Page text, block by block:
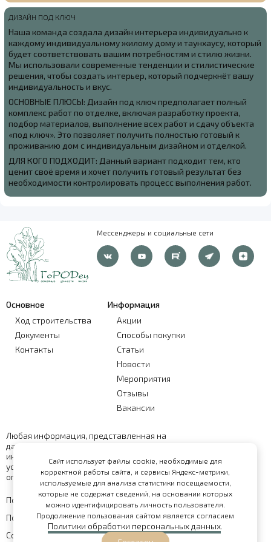
ДИЗАЙН ПОД КЛЮЧ
Наша команда создала дизайн интерьера индивидуально к
каждому индивидуальному жилому дому и таунхаусу, который
будет соответствовать вашим потребностям и стилю жизни.
Мы использовали современные тенденции и стилистические
решения, чтобы создать интерьер, который подчеркнёт вашу
индивидуальность и вкус.
ОСНОВНЫЕ ПЛЮСЫ: Дизайн под ключ предполагает полный
комплекс работ по отделке, включая разработку проекта,
подбор материалов, выполнение всех работ и сдачу объекта
«под ключ». Это позволяет получить полностью готовый к
проживанию дом с индивидуальным дизайном и отделкой.
ДЛЯ КОГО ПОДХОДИТ: Данный вариант подходит тем, кто
ценит своё время и хочет получить готовый результат без
необходимости контролировать процесс выполнения работ.
Мессенджеры и социальные сети
Основное
Ход строительства
Документы
Контакты
Информация
Акции
Способы покупки
Статьи
Новости
Мероприятия
Отзывы
Вакансии
Любая информация, представленная на
данном сайте, носит исключительно
информационный характер и ни при каких
условиях не является публичной офертой,
определяемой положениями статьи 437 ГК РФ
Политика обработки персональных данных
Политика конфиденциальности
Согласие на обработку персональных данных
Сайт использует файлы cookie, необходимые для
корректной работы сайта, и сервисы Яндекс-метрики,
используемые для анализа статистики посещаемости,
которые не содержат сведений, на основании которых
можно идентифицировать личность пользователя.
Продолжение пользования сайтом является согласием
Политики обработки персональных данных